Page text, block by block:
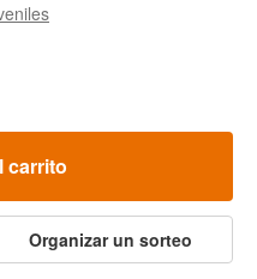
carrito
Organizar un sorteo